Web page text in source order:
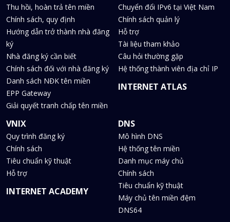
Thu hồi, hoàn trả tên miền
Chính sách, quy định
Hướng dẫn trở thành nhà đăng
ký
Nhà đăng ký cần biết
Chính sách đối với nhà đăng ký
Danh sách NĐK tên miền
EPP Gateway
Giải quyết tranh chấp tên miền
Chuyển đổi IPv6 tại Việt Nam
Chính sách quản lý
Hỗ trợ
Tài liệu tham khảo
Câu hỏi thường gặp
Hệ thống thành viên địa chỉ IP
INTERNET ATLAS
VNIX
Quy trình đăng ký
Chính sách
Tiêu chuẩn kỹ thuật
Hỗ trợ
INTERNET ACADEMY
DNS
Mô hình DNS
Hệ thống tên miền
Danh mục máy chủ
Chính sách
Tiêu chuẩn kỹ thuật
Máy chủ tên miền đệm
DNS64